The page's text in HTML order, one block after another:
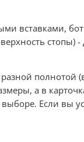
вставками,
стопы)
а в
Если вы